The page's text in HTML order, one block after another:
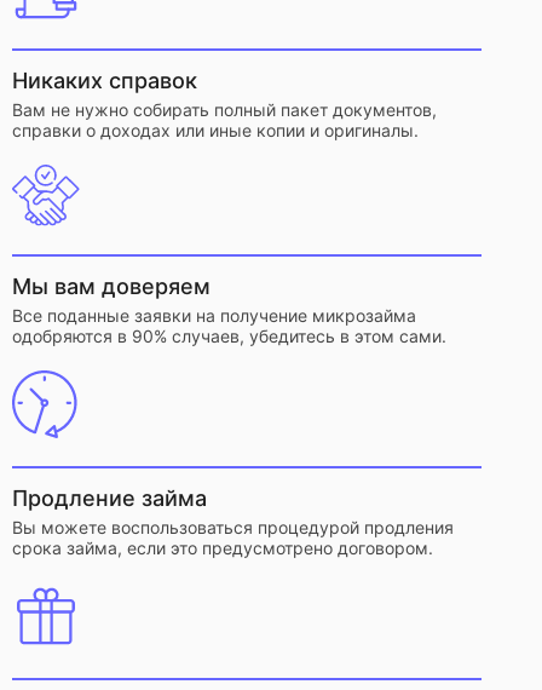
Никаких справок
Вам не нужно собирать полный пакет документов,
справки о доходах или иные копии и оригиналы.
Мы вам доверяем
Все поданные заявки на получение микрозайма
одобряются в 90% случаев, убедитесь в этом сами.
Продление займа
Вы можете воспользоваться процедурой продления
срока займа, если это предусмотрено договором.